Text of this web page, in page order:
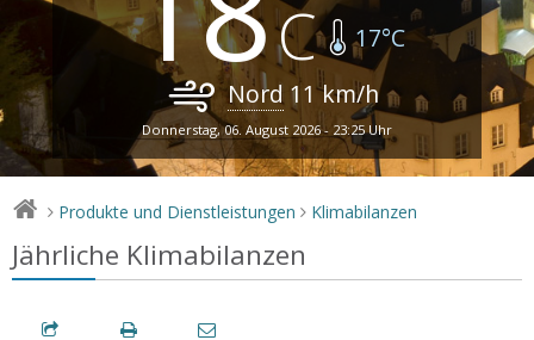
17°C
Nord 11km/h
Donnerstag, 06. August 2026 - 23:25 Uhr
> Produkte und Dienstleistungen > Klimabilanzen
Jährliche Klimabilanzen